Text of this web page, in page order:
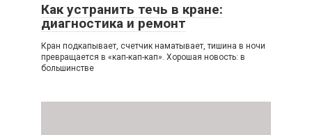
Как устранить течь в кране:
диагностика и ремонт
Кран подкапывает, счетчик наматывает, тишина в ночи
превращается в «кап-кап-кап». Хорошая новость: в
большинстве